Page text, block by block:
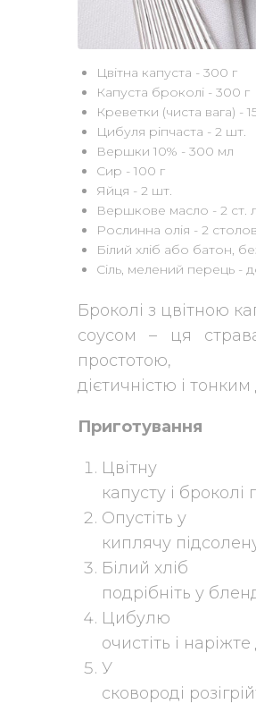
Цвітна капуста - 300 г
Капуста броколі - 300 г
Креветки (чиста вага) -
Цибуля ріпчаста - 2 шт.
Вершки 10% - 300 мл
Сир - 100 г
Яйця - 2 шт.
Вершкове масло - 2 ст.
Рослинна олія - 2
Білий хліб або батон,
Сіль, мелений перець -
Броколі з цвітною
соусом – ця
простотою,
дієтичністю і
Приготування
Цвітну
капусту і броколі
Опустіть у
киплячу
Білий хліб
подрібніть у
Цибулю
очистіть і
У
сковороді